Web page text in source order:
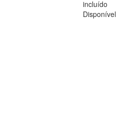
incluído
Disponível